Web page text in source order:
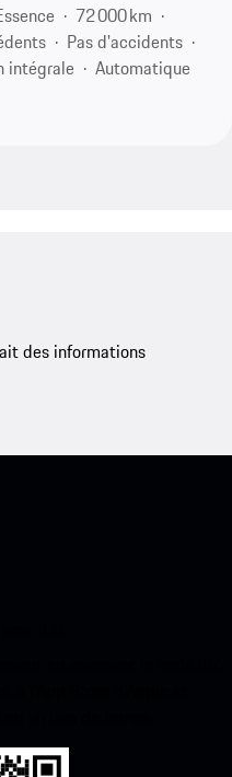
72 000 km
Pas d'accidents
intégrale
Automatique
des informations